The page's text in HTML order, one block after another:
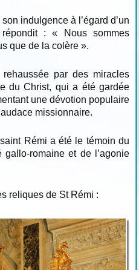
indulgence à l’égard d’un
: « Nous sommes
que de la colère ».
par des miracles
du Christ, qui a été gardée
une dévotion populaire
missionnaire.
Rémi a été le témoin du
romaine et de l’agonie
reliques de St Rémi :